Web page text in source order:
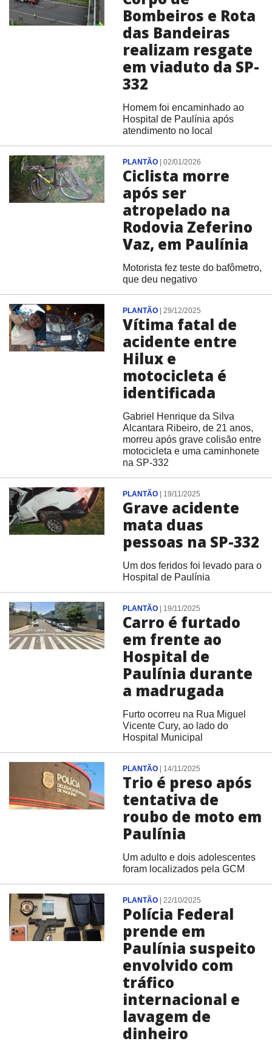
Bombeiros e Rota
das Bandeiras
realizam resgate
em viaduto da SP-
332
Homem foi encaminhado ao
Hospital de Paulínia após
atendimento no local
PLANTÃO| 02/01/2026
Ciclista morre
após ser
atropelado na
Rodovia Zeferino
Vaz, em Paulínia
Motorista fez teste do bafômetro,
que deu negativo
PLANTÃO| 29/12/2025
Vítima fatal de
acidente entre
Hilux e
motocicleta é
identificada
Gabriel Henrique da Silva
Alcantara Ribeiro, de 21 anos,
morreu após grave colisão entre
motocicleta e uma caminhonete
na SP-332
PLANTÃO| 19/11/2025
Grave acidente
mata duas
pessoas na SP-332
Um dos feridos foi levado para o
Hospital de Paulínia
PLANTÃO| 19/11/2025
Carro é furtado
em frente ao
Hospital de
Paulínia durante
a madrugada
Furto ocorreu na Rua Miguel
Vicente Cury, ao lado do
Hospital Municipal
PLANTÃO| 14/11/2025
Trio é preso após
tentativa de
roubo de moto em
Paulínia
Um adulto e dois adolescentes
foram localizados pela GCM
PLANTÃO| 22/10/2025
Polícia Federal
prende em
Paulínia suspeito
envolvido com
tráfico
internacional e
lavagem de
dinheiro